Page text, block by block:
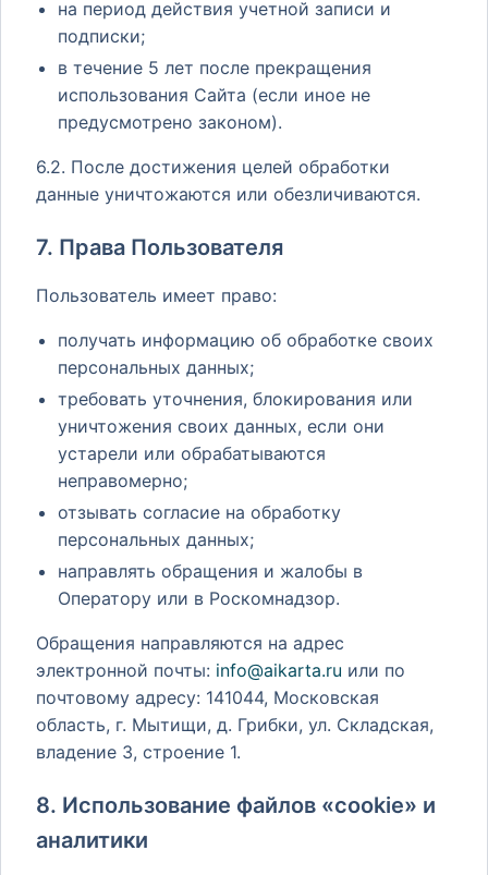
на период действия учетной записи и
подписки;
в течение 5 лет после прекращения
использования Сайта (если иное не
предусмотрено законом).
6.2. После достижения целей обработки
данные уничтожаются или обезличиваются.
7. Права Пользователя
Пользователь имеет право:
получать информацию об обработке своих
персональных данных;
требовать уточнения, блокирования или
уничтожения своих данных, если они
устарели или обрабатываются
неправомерно;
отзывать согласие на обработку
персональных данных;
направлять обращения и жалобы в
Оператору или в Роскомнадзор.
Обращения направляются на адрес
электронной почты: info@aikarta.ru или по
почтовому адресу: 141044, Московская
область, г. Мытищи, д. Грибки, ул. Складская,
владение 3, строение 1.
8. Использование файлов «cookie» и
аналитики